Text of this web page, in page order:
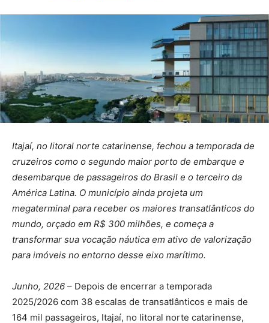
Itajaí, no litoral norte catarinense, fechou a temporada de
cruzeiros como o segundo maior porto de embarque e
desembarque de passageiros do Brasil e o terceiro da
América Latina. O município ainda projeta um
megaterminal para receber os maiores transatlânticos do
mundo, orçado em R$ 300 milhões, e começa a
transformar sua vocação náutica em ativo de valorização
para imóveis no entorno desse eixo marítimo.
Junho, 2026 – Depois de encerrar a temporada
2025/2026 com 38 escalas de transatlânticos e mais de
164 mil passageiros, Itajaí, no litoral norte catarinense,